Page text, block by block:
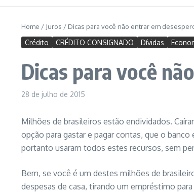
Home / Juros / Dicas para você não entrar em
Crédito CRÉDITO CONSIGNADO Dívidas
Dicas para você
28 de julho de 2015
Milhões de brasileiros estão endividados.
opção para gastar e pagar contas, que o
portanto usaram todos estes recursos, sem
Bem, se você é um destes milhões de
despesas de casa, tirando um empréstimo